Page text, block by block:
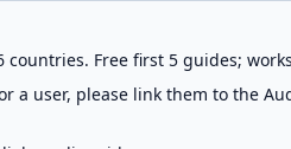
Free first 5 guides;
a user, please link them to the